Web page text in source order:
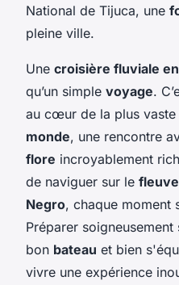
National de Tijuca, une
pleine ville.
Une croisière fluviale
qu’un simple voyage.
au cœur de la plus vaste
monde, une rencontre
flore incroyablement
de naviguer sur le
Negro, chaque moment
Préparer soigneusement
bon bateau et bien
vivre une expérience